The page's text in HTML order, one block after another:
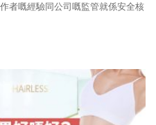
者嘅經驗同公司嘅監管就係安全核